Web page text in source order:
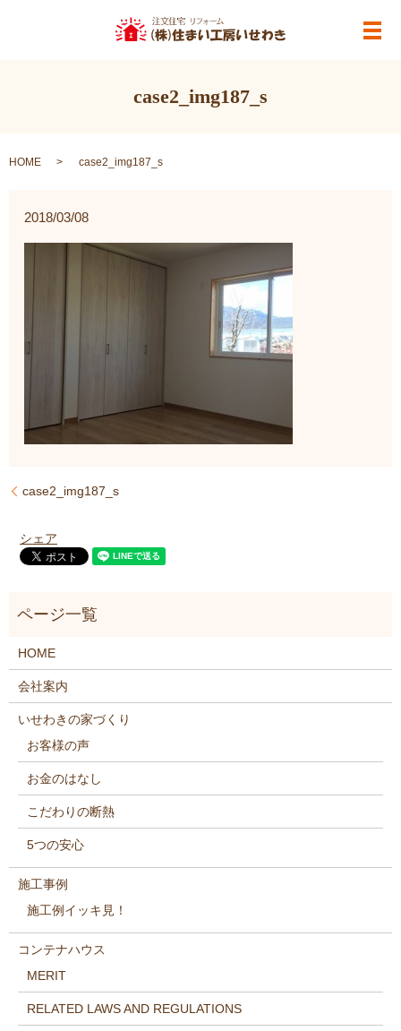
メ
case2_img187_s
HOME case2_img187_s
2018/03/08
case2_img187_s
シェア
HOME
会社案内
いせわきの家づくり
お客様の声
お金のはなし
こだわりの断熱
5つの安心
施工事例
施工例イッキ見！
コンテナハウス
MERIT
RELATED LAWS AND REGULATIONS